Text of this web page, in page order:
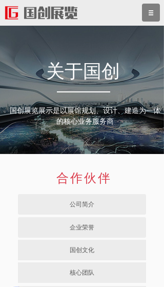
关于国创
国创展览展示是以展馆规划、设计、建造为一体
的核心业务服务商
合作伙伴
公司简介
企业荣誉
国创文化
核心团队